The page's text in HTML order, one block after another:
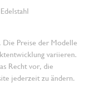
Die Preise der Modelle
variieren.
Recht vor, die
jederzeit zu ändern.